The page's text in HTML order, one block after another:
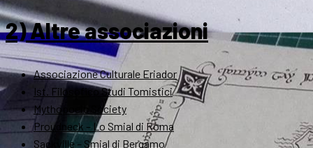
2) Altre associazioni
Associazione Culturale Eriador
Ist. Filosofico Studi Tomistici
Mythopoeic Society
Proudneck – Lo Smial di Roma
Sackville – Smial di Bergamo